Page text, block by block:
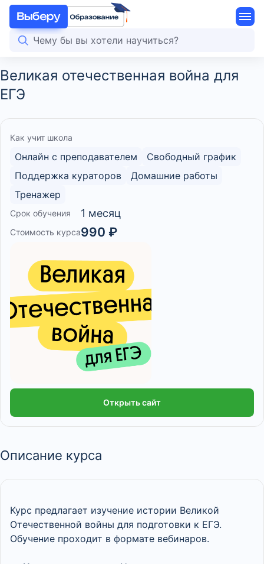
Великая отечественная война для
ЕГЭ
Как учит школа
Онлайн с преподавателем
Свободный график
Поддержка кураторов
Домашние работы
Тренажер
Срок обучения 1 месяц
Стоимость курса990 ₽
Открыть сайт
Описание курса
Курс предлагает изучение истории Великой
Отечественной войны для подготовки к ЕГЭ.
Обучение проходит в формате вебинаров.